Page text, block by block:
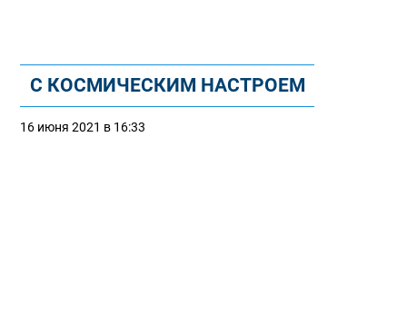
С КОСМИЧЕСКИМ НАСТРОЕМ
16 июня 2021 в 16:33